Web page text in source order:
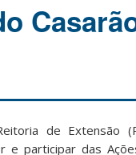
de Extensão
e participar das